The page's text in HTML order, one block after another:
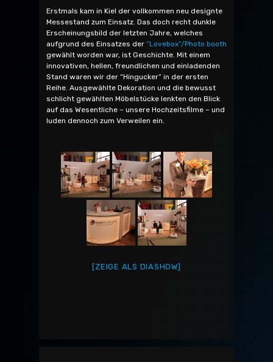
Erstmals kam in Kiel der vollkommen neu designte
Messestand zum Einsatz. Das doch recht dunkle
Erscheinungsbild der letzten Jahre, welches
aufgrund des Einsatzes der “Lovebox”/Photo booth
gewählt worden war, ist Geschichte. Mit einem
innovativen, hellen, freundlichen und einladenden
Stand waren wir der “Hingucker” in der ersten
Reihe. Ausgewählte Dekoration und die bewusst
schlicht gewählten Möbelstücke lenkten den Blick
auf das Wesentliche – unsere Hochzeitsfilme – und
luden dennoch zum Verweilen ein.
[ZEIGE ALS DIASHOW]